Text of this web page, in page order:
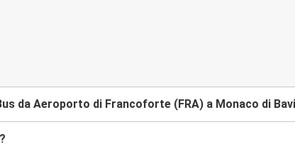
da Aeroporto di Francoforte (FRA) a Monaco di